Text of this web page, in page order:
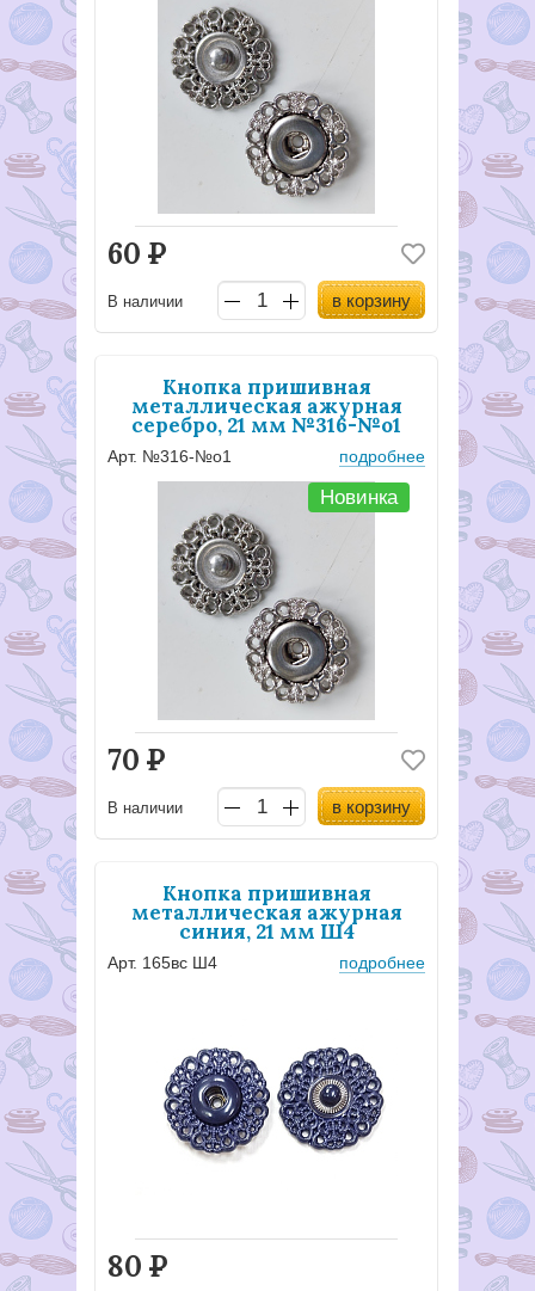
60 Р
В наличии в корзину
Кнопка пришивная
металлическая ажурная
серебро, 21 мм №316-№о1
Арт. №316-№о1 подробнее
Новинка
70 Р
В наличии в корзину
Кнопка пришивная
металлическая ажурная
синия, 21 мм Ш4
Арт. 165вс Ш4 подробнее
80 Р